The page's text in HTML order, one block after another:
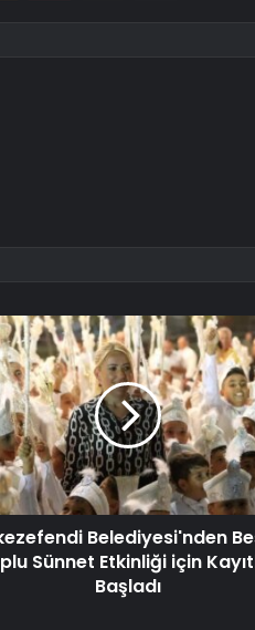
Belediyesi'nden
Sünnet Etkinliği için
Başladı